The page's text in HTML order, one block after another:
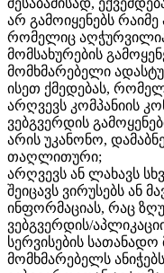
შესაბამისად,
არ გამოიყენებს
რომელიც
მომსახურების
მომხმარებელი
ისეთ ქმედებას,
არღვევს კომპანიის
ვებგვერდის
არის უკანონო,
თაღლითური;
არღვევს ან ლახავს
შეიცავს ვირუსებს ან
ინფორმაციას, რაც
ვებგვერდის/
სერვისების
მომხმარებელს